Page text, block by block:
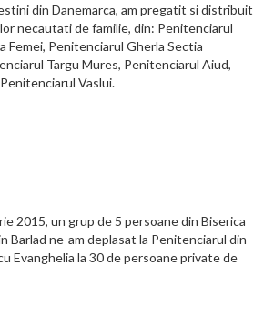
din Danemarca, am pregatit si distribuit
necautati de familie, din: Penitenciarul
Femei, Penitenciarul Gherla Sectia
Targu Mures, Penitenciarul Aiud,
Vaslui.
2015, un grup de 5 persoane din Biserica
Barlad ne-am deplasat la Penitenciarul din
Evanghelia la 30 de persoane private de